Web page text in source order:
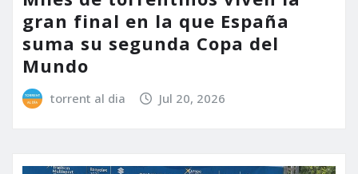
gran final en la que España
suma su segunda Copa del
Mundo
torrent al dia Jul 20, 2026